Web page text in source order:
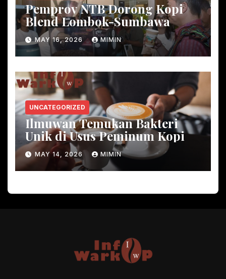
Pemprov NTB Dorong Kopi
Blend Lombok-Sumbawa
MAY 16, 2026 MIMIN
UNCATEGORIZED
Ilmuwan Temukan Bakteri
Unik di Usus Peminum Kopi
MAY 14, 2026 MIMIN